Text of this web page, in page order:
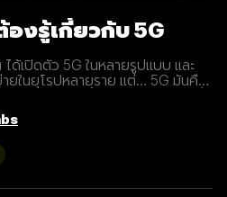
งรู้เกี่ยวกับ 5G
ได้เปิดตัว 5G ในหลายรูปแบบ และ
ายในยุโรปหลายราย แต่… 5G มันคือ
ะเราปฏิเสธไม่ได้เลยว่ามันกำลังจะ
1. 5G หรือ Fifth-Generation คือ
ไร้สายที่จะมาแทนที่ระบบ 4G ที่เราใช้
ดแค่มือถือเท่านั้น แต่รวมถึง
อร์เน็ตได้ 2. 5G คือการพัฒนา 3
อมต่ออุปกรณ์ไร้สายต่างๆ ขยาย